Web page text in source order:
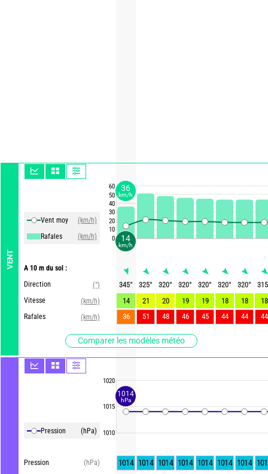
VENT
Vent moy
(km/h)
Rafales
(km/h)
A 10 m du sol :
Direction
(°)
Vitesse
(km/h)
Rafales
(km/h)
Comparer les modèles météo
Pression (hPa)
Pression
(hPa)
60
50
40
30
20
10
0
1020
1015
1010
345° 325° 320° 320° 320° 320° 320°
315
14
21 20 19 19 18 18
18
36
51 48 46 45 44 44 44
1014 1014 1014 1014 1014 1014 1014
14
km/h
36
km/h
1014
hPa